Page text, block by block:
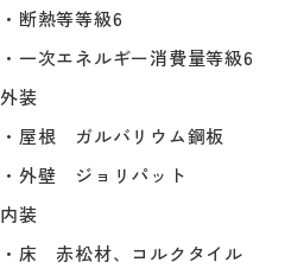
・断熱等等級6
・一次エネルギー消費量等級6
外装
・屋根 ガルバリウム鋼板
・外壁 ジョリパット
内装
・床 赤松材、コルクタイル